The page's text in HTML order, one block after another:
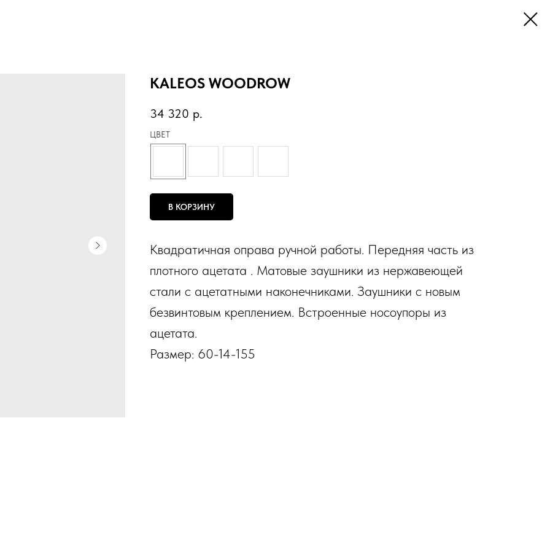
KALEOS WOODROW
34 320 р.
ЦВЕТ
В КОРЗИНУ
Квадратичная оправа ручной работы. Передняя часть из
плотного ацетата . Матовые заушники из нержавеющей
стали с ацетатными наконечниками. Заушники с новым
безвинтовым креплением. Встроенные носоупоры из
ацетата.
Размер: 60-14-155